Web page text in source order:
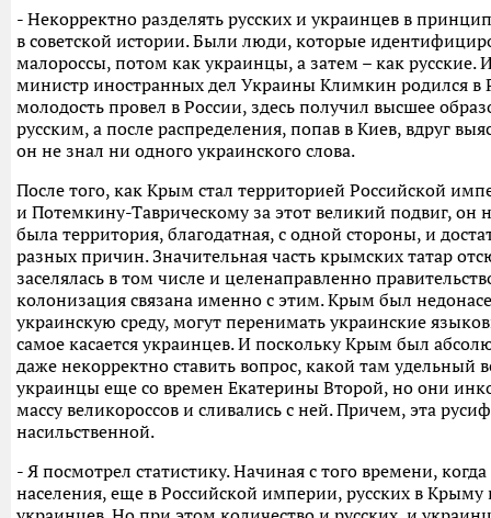
- Некорректно разделять русских и украинцев в
в советской истории. Были люди, которые
малороссы, потом как украинцы, а затем – как русские.
министр иностранных дел Украины Климкин родился в
молодость провел в России, здесь получил высшее
русским, а после распределения, попав в Киев, вдруг
он не знал ни одного украинского слова.
После того, как Крым стал территорией Российской
и Потемкину-Таврическому за этот великий подвиг, он
была территория, благодатная, с одной стороны, и
разных причин. Значительная часть крымских татар
заселялась в том числе и целенаправленно
колонизация связана именно с этим. Крым был
украинскую среду, могут перенимать украинские
самое касается украинцев. И поскольку Крым был
даже некорректно ставить вопрос, какой там удельный
украинцы еще со времен Екатерины Второй, но они
массу великороссов и сливались с ней. Причем, эта
насильственной.
- Я посмотрел статистику. Начиная с того времени,
населения, еще в Российской империи, русских в Крыму